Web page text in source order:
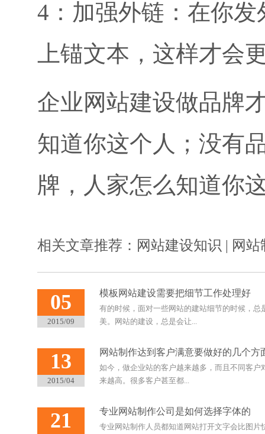
4：加强外链：在你
上锚文本，这样才会
企业网站建设做品牌
知道你这个人；没有
牌，人家怎么知道你
相关文章推荐： 网站建设知识 | 网站
05
2015/09
模板网站建设需要把细节工作处理好
有的时候，面对一些网站的建站细节的时候，总
美。网站的建设，总是会让...
13
2015/04
网站制作达到客户满意要做好的几个方
如今，做企业站的客户越来越多，而且不同客户
来越高。很多客户甚至都...
21 专业网站制作公司是如何选择字体的
专业网站制作人员都知道网站打开文字会比图片